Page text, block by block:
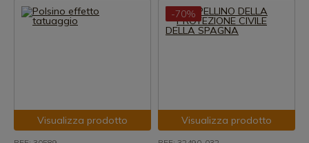
Visualizza prodotto
-70%
Visualizza prodotto